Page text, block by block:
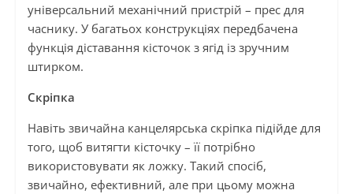
універсальний механічний пристрій – прес для
часнику. У багатьох конструкціях передбачена
функція діставання кісточок з ягід із зручним
штирком.
Скріпка
Навіть звичайна канцелярська скріпка підійде для
того, щоб витягти кісточку – її потрібно
використовувати як ложку. Такий спосіб,
звичайно, ефективний, але при цьому можна